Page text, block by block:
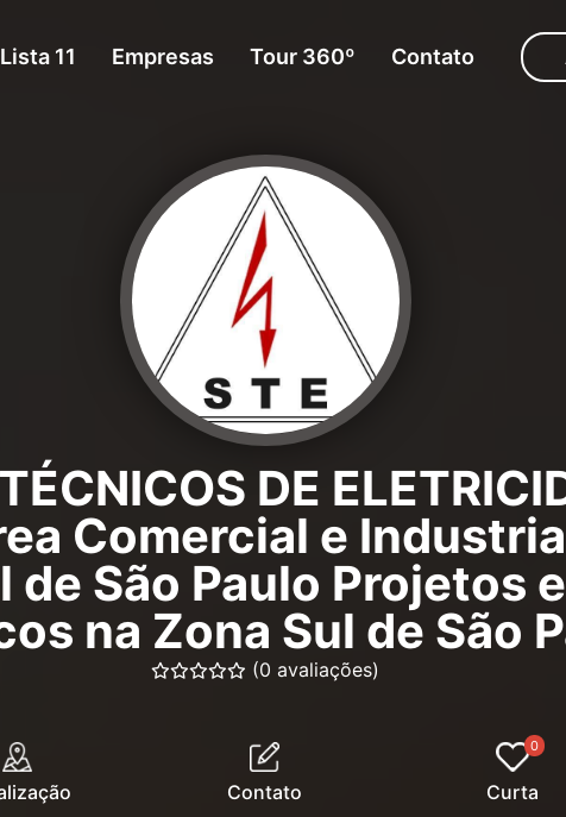
Lista 11 Empresas Tour 360º Contato
DE
Comercial e
de São Paulo Projetos
na Zona Sul de São
(0 avaliações)
Contato
0
Curta